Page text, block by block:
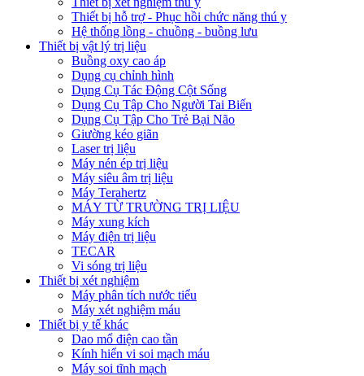
Thiết bị hỗ trợ - Phục hồi chức năng thú y
Hệ thống lồng - chuồng - buồng lưu
Thiết bị vật lý trị liệu
Buồng oxy cao áp
Dụng cụ chỉnh hình
Dụng Cụ Tác Động Cột Sống
Dụng Cụ Tập Cho Người Tai Biến
Dụng Cụ Tập Cho Trẻ Bại Não
Giường kéo giãn
Laser trị liệu
Máy nén ép trị liệu
Máy siêu âm trị liệu
Máy Terahertz
MÁY TỪ TRƯỜNG TRỊ LIỆU
Máy xung kích
Máy điện trị liệu
TECAR
Vi sóng trị liệu
Thiết bị xét nghiệm
Máy phân tích nước tiểu
Máy xét nghiệm máu
Thiết bị y tế khác
Dao mổ điện cao tần
Kính hiển vi soi mạch máu
Máy soi tĩnh mạch